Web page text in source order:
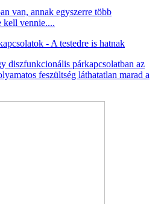
van, annak egyszerre több
kell vennie....
- A testedre is hatnak
diszfunkcionális párkapcsolatban az
feszültség láthatatlan marad a